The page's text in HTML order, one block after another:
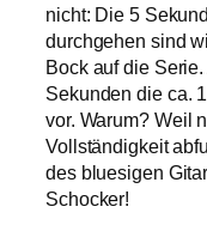
nicht: Die 5
durchgehen sind
Bock auf die
Sekunden die ca.
vor. Warum? Weil
Vollständigkeit
des bluesigen
Schocker!